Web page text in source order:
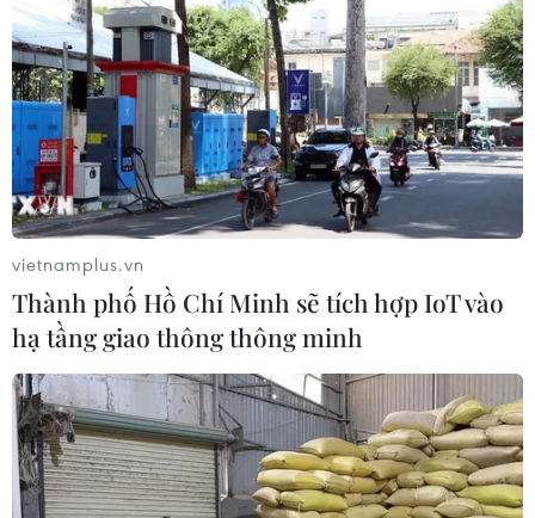
Mưa rào và dông khắp các vùng trong cả
nước ngày cuối tuần
17/06/2018 01:16
Do ảnh hưởng của rãnh áp thấp còn hoạt động mạnh
kết hợp với hội tụ gió trên cao nên đêm nay ở Bắc Bộ và
Bắc Trung Bộ tiếp tục có mưa rào và dông, Tây Nguyên
và Nam Bộ có mưa, mưa vừa, có nơi mưa to.
vietnamplus.vn
Thành phố Hồ Chí Minh sẽ tích hợp IoT vào
hạ tầng giao thông thông minh